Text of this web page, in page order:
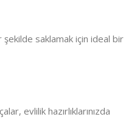
şekilde saklamak için ideal bir
evlilik hazırlıklarınızda